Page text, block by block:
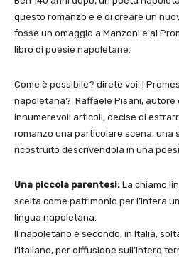
questo romanzo e e di creare un
fosse un omaggio a Manzoni e ai
libro di poesie napoletane.
Come è possibile? direte voi. I
napoletana? Raffaele Pisani, autore
innumerevoli articoli, decise di
romanzo una particolare scena, una
ricostruito descrivendola in una
Una piccola parentesi: La chiamo
scelta come patrimonio per l’intera
lingua napoletana.
Il napoletano è secondo, in Italia,
l’italiano, per diffusione sull’intero